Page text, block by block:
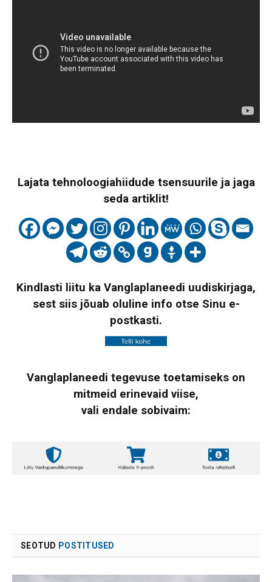
Lajata tehnoloogiahiidude tsensuurile ja jaga
seda artiklit!
Kindlasti liitu ka Vanglaplaneedi uudiskirjaga,
sest siis jõuab oluline info otse Sinu e-
postkasti.
Vanglaplaneedi tegevuse toetamiseks on
mitmeid erinevaid viise,
vali endale sobivaim:
SEOTUD POSTITUSED